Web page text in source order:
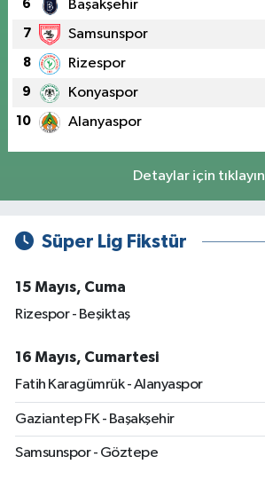
6 Başakşehir
7 Samsunspor
8 Rizespor
9 Konyaspor
10 Alanyaspor
Detaylar için tıklayın
Süper Lig Fikstür
15 Mayıs, Cuma
Rizespor - Beşiktaş
16 Mayıs, Cumartesi
Fatih Karagümrük - Alanyaspor
Gaziantep FK - Başakşehir
Samsunspor - Göztepe